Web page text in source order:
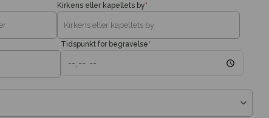
*
Kirkens eller kapellets by
*
Tidspunkt for begravelse